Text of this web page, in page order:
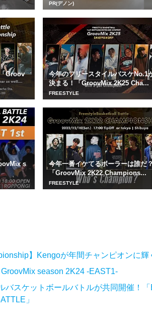
PR(デノン)
Groov
今年のフリースタイルバスケNo.1
決まる！「GroovMix 2K25 Cha...
FREESTYLE
s
今年一番イケてるボーラーは誰だ？
「GroovMix 2K22 Champions...
FREESTYLE
】Kengoが年間チャンピオンに輝
season 2K24 -EAST1-
バスケットボールバトルが共同開催！
」